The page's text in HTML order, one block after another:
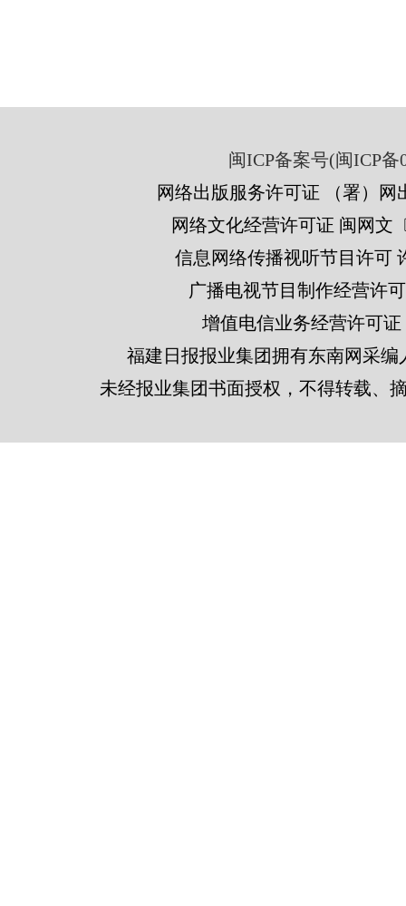
闽ICP备案号(闽ICP备
网络出版服务许可证 （署）网
网络文化经营许可证 闽网文
信息网络传播视听节目许可
广播电视节目制作经营许
增值电信业务经营许可证
福建日报报业集团拥有东南网采
未经报业集团书面授权，不得转载、